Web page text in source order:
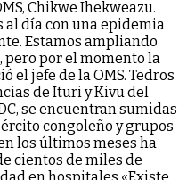
Chikwe Ihekweazu.
al día con una epidemia
Estamos ampliando
por el momento la
el jefe de la OMS. Tedros
de Ituri y Kivu del
se encuentran sumidas
congoleño y grupos
los últimos meses ha
cientos de miles de
en hospitales «Existe